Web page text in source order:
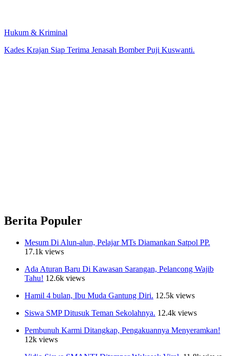
Hukum & Kriminal
Kades Krajan Siap Terima Jenasah Bomber Puji Kuswanti.
Berita Populer
Mesum Di Alun-alun, Pelajar MTs Diamankan Satpol PP.
17.1k views
Ada Aturan Baru Di Kawasan Sarangan, Pelancong Wajib
Tahu! 12.6k views
Hamil 4 bulan, Ibu Muda Gantung Diri. 12.5k views
Siswa SMP Ditusuk Teman Sekolahnya. 12.4k views
Pembunuh Karmi Ditangkap, Pengakuannya Menyeramkan!
12k views